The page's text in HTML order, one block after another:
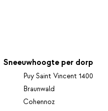
Sneeuwhoogte per dorp
Puy Saint Vincent 1400
Braunwald
Cohennoz